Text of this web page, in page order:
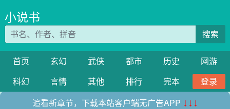
小说书
搜索
首页 玄幻 武侠 都市 历史
网游
科幻
言情 其他 排行 完本
登录
追看新章节，下载本站客户端无广告APP ↓↓↓